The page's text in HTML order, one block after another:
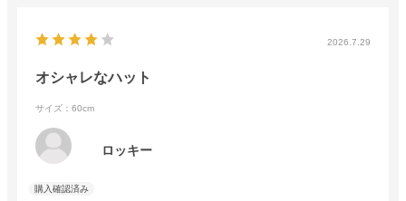
2026.7.29
オシャレなハット
サイズ：60cm
ロッキー